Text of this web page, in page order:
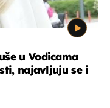
u Vodicama
najavljuju se i